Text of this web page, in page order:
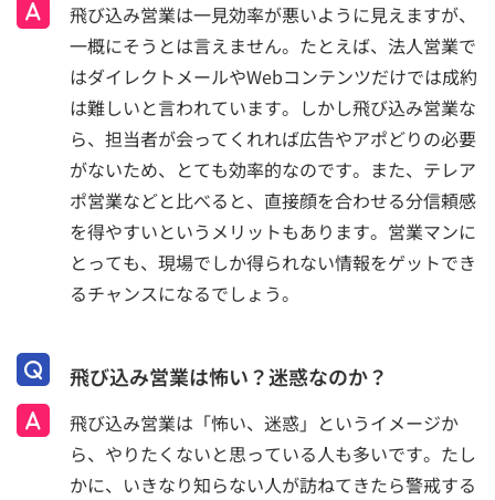
飛び込み営業は一見効率が悪いように見えますが、
一概にそうとは言えません。たとえば、法人営業で
はダイレクトメールやWebコンテンツだけでは成約
は難しいと言われています。しかし飛び込み営業な
ら、担当者が会ってくれれば広告やアポどりの必要
がないため、とても効率的なのです。また、テレア
ポ営業などと比べると、直接顔を合わせる分信頼感
を得やすいというメリットもあります。営業マンに
とっても、現場でしか得られない情報をゲットでき
るチャンスになるでしょう。
飛び込み営業は怖い？迷惑なのか？
飛び込み営業は「怖い、迷惑」というイメージか
ら、やりたくないと思っている人も多いです。たし
かに、いきなり知らない人が訪ねてきたら警戒する